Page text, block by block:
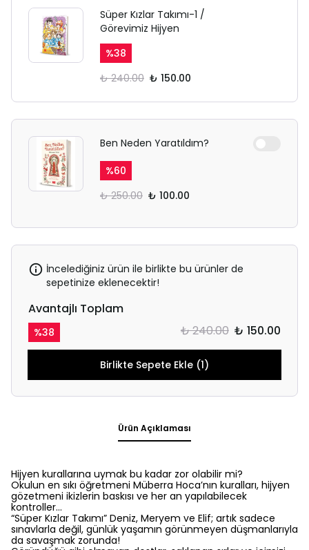
Süper Kızlar Takımı-1 /
Görevimiz Hijyen
%38
₺ 240.00 ₺ 150.00
Ben Neden Yaratıldım?
%60
₺ 250.00 ₺ 100.00
İncelediğiniz ürün ile birlikte bu ürünler de
sepetinize eklenecektir!
Avantajlı Toplam
%38 ₺ 240.00 ₺ 150.00
Birlikte Sepete Ekle (1)
Ürün Açıklaması
Hijyen kurallarına uymak bu kadar zor olabilir mi?
Okulun en sıkı öğretmeni Müberra Hoca’nın kuralları, hijyen
gözetmeni ikizlerin baskısı ve her an yapılabilecek
kontroller…
“Süper Kızlar Takımı” Deniz, Meryem ve Elif; artık sadece
sınavlarla değil, günlük yaşamın görünmeyen düşmanlarıyla
da savaşmak zorunda!